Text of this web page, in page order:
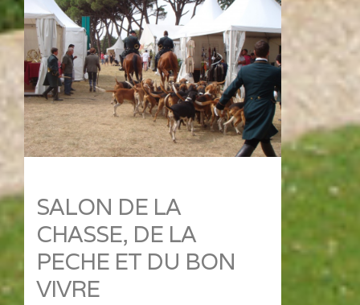
SALON DE LA
CHASSE, DE LA
PECHE ET DU BON
VIVRE